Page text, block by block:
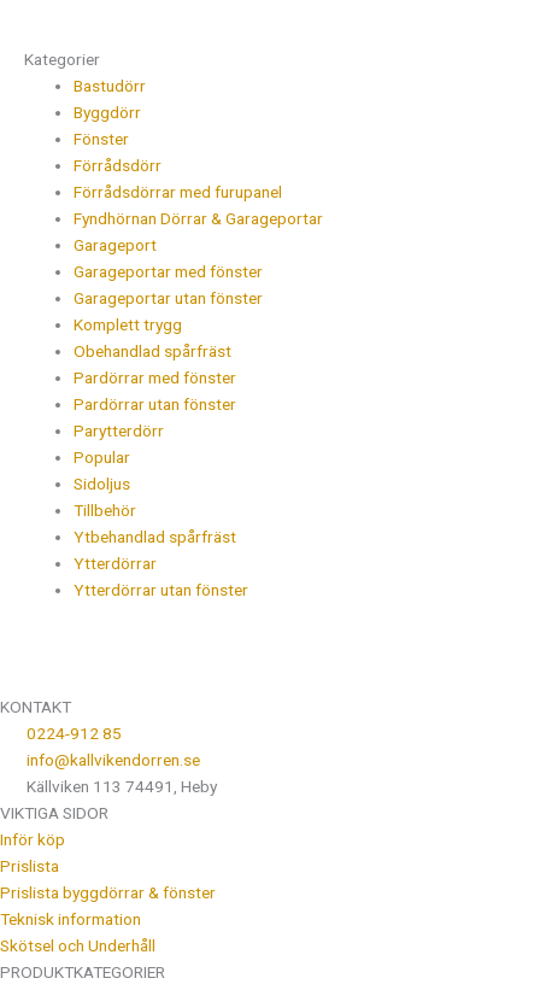
Kategorier
Bastudörr
Byggdörr
Fönster
Förrådsdörr
Förrådsdörrar med furupanel
Fyndhörnan Dörrar & Garageportar
Garageport
Garageportar med fönster
Garageportar utan fönster
Komplett trygg
Obehandlad spårfräst
Pardörrar med fönster
Pardörrar utan fönster
Parytterdörr
Popular
Sidoljus
Tillbehör
Ytbehandlad spårfräst
Ytterdörrar
Ytterdörrar utan fönster
KONTAKT
0224-912 85
info@kallvikendorren.se
Källviken 113 74491, Heby
VIKTIGA SIDOR
Inför köp
Prislista
Prislista byggdörrar & fönster
Teknisk information
Skötsel och Underhåll
PRODUKTKATEGORIER